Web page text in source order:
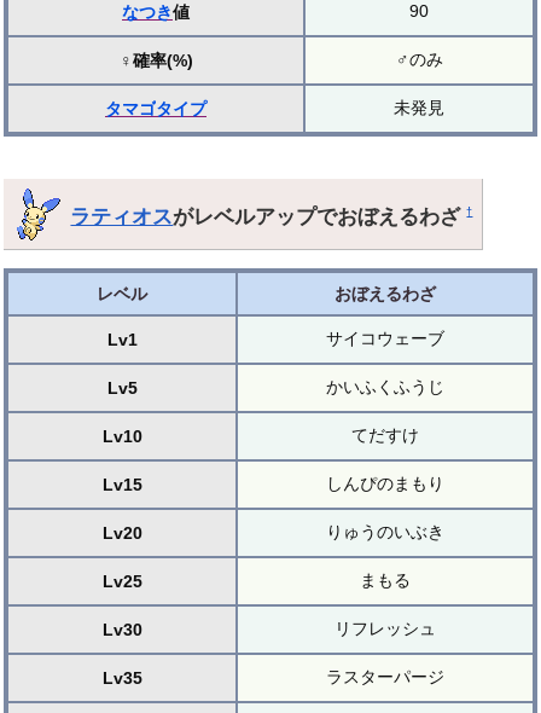
なつき値 90
♀確率(%) ♂のみ
タマゴタイプ 未発見
ラティオスがレベルアップでおぼえるわざ†
レベル おぼえるわざ
Lv1 サイコウェーブ
Lv5 かいふくふうじ
Lv10 てだすけ
Lv15 しんぴのまもり
Lv20 りゅうのいぶき
Lv25 まもる
Lv30 リフレッシュ
Lv35 ラスターパージ